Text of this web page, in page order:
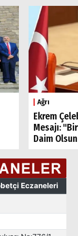
Ağrı
Ekrem
Mesajı:
Daim